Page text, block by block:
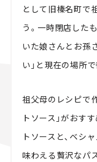
として旧榛名町で
う。一時閉店した
いた娘さんとお孫
い」と現在の場所
祖父母のレシピで
トソース」がおす
トソースと、ベシ
味わえる贅沢なパ